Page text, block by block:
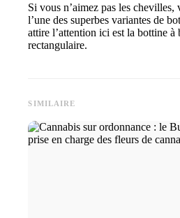
Si vous n’aimez pas les
l’une des superbes variantes de
attire l’attention ici est la bottine à
rectangulaire.
SIMILAIRE